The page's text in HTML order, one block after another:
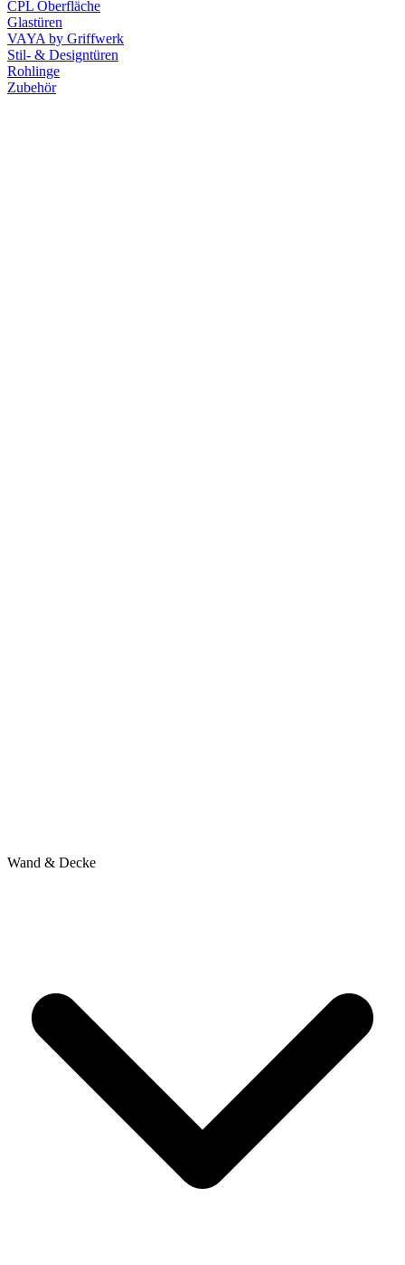
CPL Oberfläche
Glastüren
VAYA by Griffwerk
Stil- & Designtüren
Rohlinge
Zubehör
Wand & Decke